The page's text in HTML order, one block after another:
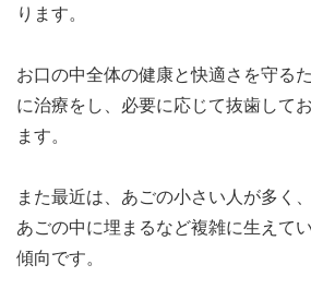
ります。
お口の中全体の健康と快適さを守る
に治療をし、必要に応じて抜歯して
ます。
また最近は、あごの小さい人が多く
あごの中に埋まるなど複雑に生えて
傾向です。